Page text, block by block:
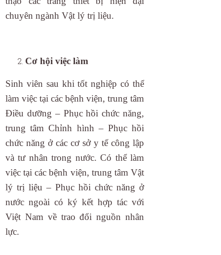
chuyên ngành Vật lý trị liệu.
Cơ hội việc làm
Sinh viên sau khi tốt nghiệp có thể
làm việc tại các bệnh viện, trung tâm
Điều dưỡng – Phục hồi chức năng,
trung tâm Chỉnh hình – Phục hồi
chức năng ở các cơ sở y tế công lập
và tư nhân trong nước. Có thể làm
việc tại các bệnh viện, trung tâm Vật
lý trị liệu – Phục hồi chức năng ở
nước ngoài có ký kết hợp tác với
Việt Nam về trao đổi nguồn nhân
lực.